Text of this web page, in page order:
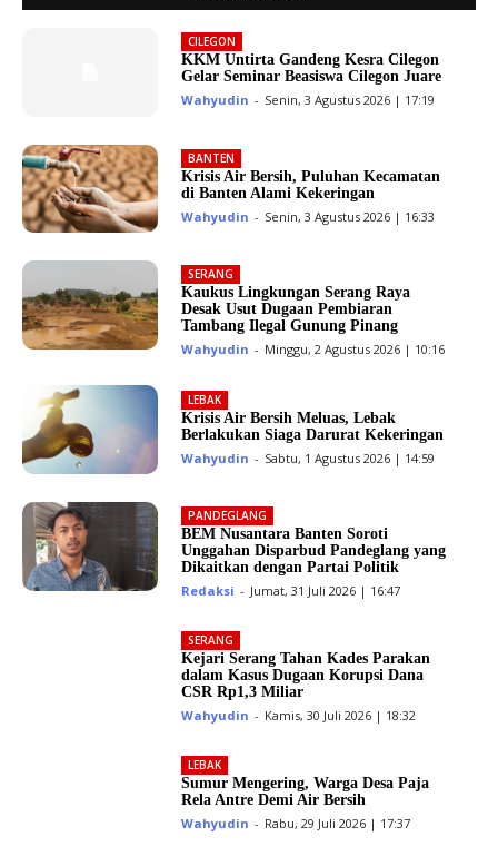
CILEGON
KKM Untirta Gandeng Kesra Cilegon
Gelar Seminar Beasiswa Cilegon Juare
Wahyudin - Senin, 3 Agustus 2026 | 17:19
BANTEN
Krisis Air Bersih, Puluhan Kecamatan
di Banten Alami Kekeringan
Wahyudin - Senin, 3 Agustus 2026 | 16:33
SERANG
Kaukus Lingkungan Serang Raya
Desak Usut Dugaan Pembiaran
Tambang Ilegal Gunung Pinang
Wahyudin - Minggu, 2 Agustus 2026 | 10:16
LEBAK
Krisis Air Bersih Meluas, Lebak
Berlakukan Siaga Darurat Kekeringan
Wahyudin - Sabtu, 1 Agustus 2026 | 14:59
PANDEGLANG
BEM Nusantara Banten Soroti
Unggahan Disparbud Pandeglang yang
Dikaitkan dengan Partai Politik
Redaksi - Jumat, 31 Juli 2026 | 16:47
SERANG
Kejari Serang Tahan Kades Parakan
dalam Kasus Dugaan Korupsi Dana
CSR Rp1,3 Miliar
Wahyudin - Kamis, 30 Juli 2026 | 18:32
LEBAK
Sumur Mengering, Warga Desa Paja
Rela Antre Demi Air Bersih
Wahyudin - Rabu, 29 Juli 2026 | 17:37